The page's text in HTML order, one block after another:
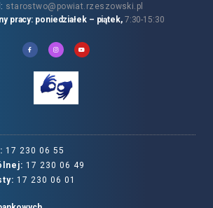
starostwo@powiat.rzeszowski.pl
pracy: poniedziałek – piątek, 7:30-15:30
17 230 06 55
17 230 06 49
17 230 06 01